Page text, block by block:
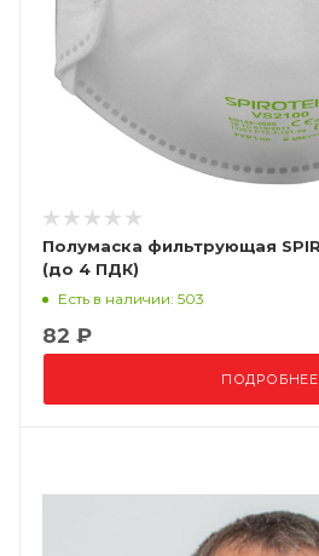
Полумаска фильтрующая SPIROTEK VS 2100 FFP1
(до 4 ПДК)
Есть в наличии: 503
82 ₽
ПОДРОБНЕЕ